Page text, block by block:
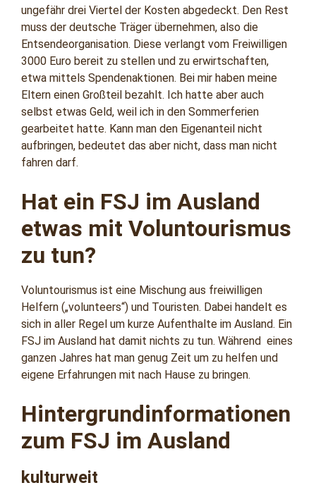
ungefähr drei Viertel der Kosten abgedeckt. Den Rest
muss der deutsche Träger übernehmen, also die
Entsendeorganisation. Diese verlangt vom Freiwilligen
3000 Euro bereit zu stellen und zu erwirtschaften,
etwa mittels Spendenaktionen. Bei mir haben meine
Eltern einen Großteil bezahlt. Ich hatte aber auch
selbst etwas Geld, weil ich in den Sommerferien
gearbeitet hatte. Kann man den Eigenanteil nicht
aufbringen, bedeutet das aber nicht, dass man nicht
fahren darf.
Hat ein FSJ im Ausland
etwas mit Voluntourismus
zu tun?
Voluntourismus ist eine Mischung aus freiwilligen
Helfern („volunteers“) und Touristen. Dabei handelt es
sich in aller Regel um kurze Aufenthalte im Ausland. Ein
FSJ im Ausland hat damit nichts zu tun. Während eines
ganzen Jahres hat man genug Zeit um zu helfen und
eigene Erfahrungen mit nach Hause zu bringen.
Hintergrundinformationen
zum FSJ im Ausland
kulturweit